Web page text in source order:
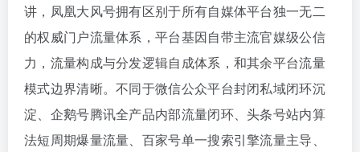
讲，凤凰大风号拥有区别于所有自媒体平台独一无二
的权威门户流量体系，平台基因自带主流官媒级公信
力，流量构成与分发逻辑自成体系，和其余平台流量
模式边界清晰。不同于微信公众平台封闭私域闭环沉
淀、企鹅号腾讯全产品内部流量闭环、头条号站内算
法短周期爆量流量、百家号单一搜索引擎流量主导、